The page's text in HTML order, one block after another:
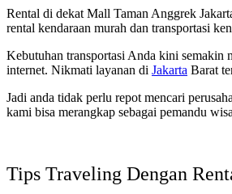
Rental di dekat Mall Taman Anggrek
rental kendaraan murah dan transportasi
Kebutuhan transportasi Anda kini semakin
internet. Nikmati layanan di Jakarta Barat
Jadi anda tidak perlu repot mencari
kami bisa merangkap sebagai pemandu
Tips Traveling Dengan